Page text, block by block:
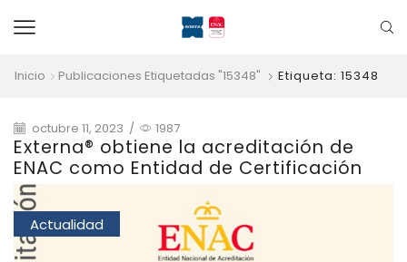
Inicio Publicaciones Etiquetadas "15348" Etiqueta: 15348
octubre 11, 2023 / 1987
Externa® obtiene la acreditación de
ENAC como Entidad de Certificación
Actualidad